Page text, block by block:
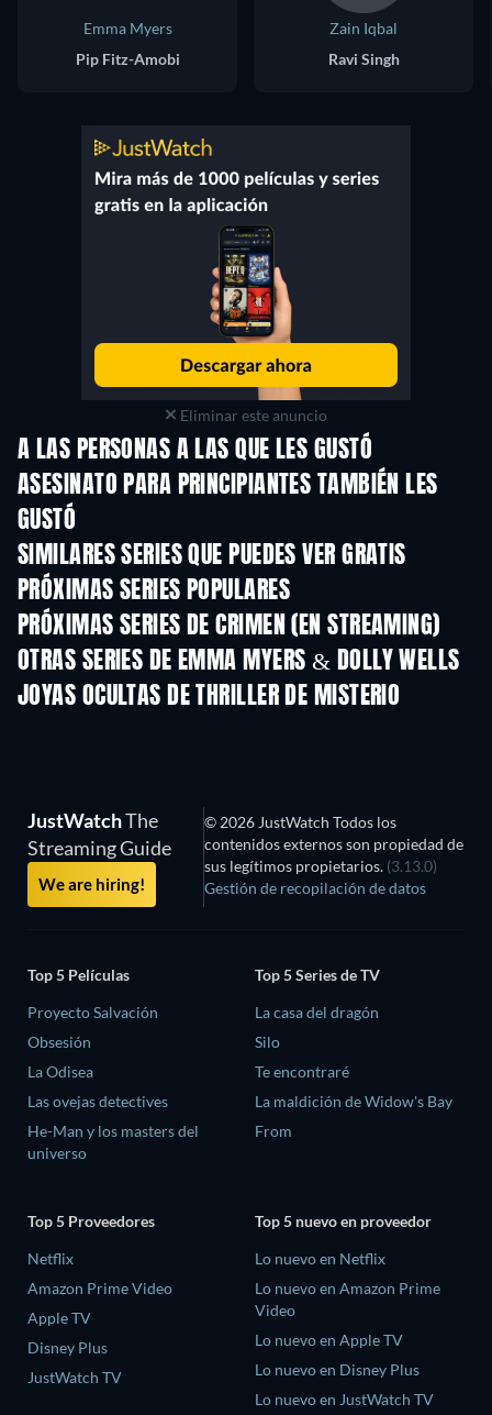
Emma Myers
Pip Fitz-Amobi
Zain Iqbal
Ravi Singh
Eliminar este anuncio
A LAS PERSONAS A LAS QUE LES GUSTÓ
ASESINATO PARA PRINCIPIANTES TAMBIÉN LES
GUSTÓ
SIMILARES SERIES QUE PUEDES VER GRATIS
TV TV
PRÓXIMAS SERIES POPULARES
TV
PRÓXIMAS SERIES DE CRIMEN (EN STREAMING)
Temporada 6 Temporada 2
OTRAS SERIES DE EMMA MYERS & DOLLY WELLS
JOYAS OCULTAS DE THRILLER DE MISTERIO
TV
JustWatchThe
Streaming Guide
We are hiring!
© 2026 JustWatch Todos los
contenidos externos son propiedad de
sus legítimos propietarios. (3.13.0)
Gestión de recopilación de datos
Top 5 Películas
Proyecto Salvación
Obsesión
La Odisea
Las ovejas detectives
He-Man y los masters del
universo
Top 5 Series de TV
La casa del dragón
Silo
Te encontraré
La maldición de Widow's Bay
From
Top 5 Proveedores
Netflix
Amazon Prime Video
Apple TV
Disney Plus
JustWatch TV
Top 5 nuevo en proveedor
Lo nuevo en Netflix
Lo nuevo en Amazon Prime
Video
Lo nuevo en Apple TV
Lo nuevo en Disney Plus
Lo nuevo en JustWatch TV